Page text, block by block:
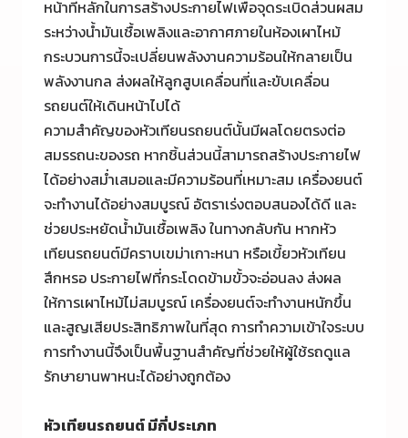
หน้าที่หลักในการสร้างประกายไฟเพื่อจุดระเบิดส่วนผสม
ระหว่างน้ำมันเชื้อเพลิงและอากาศภายในห้องเผาไหม้
กระบวนการนี้จะเปลี่ยนพลังงานความร้อนให้กลายเป็น
พลังงานกล ส่งผลให้ลูกสูบเคลื่อนที่และขับเคลื่อน
รถยนต์ให้เดินหน้าไปได้
ความสำคัญของหัวเทียนรถยนต์นั้นมีผลโดยตรงต่อ
สมรรถนะของรถ หากชิ้นส่วนนี้สามารถสร้างประกายไฟ
ได้อย่างสม่ำเสมอและมีความร้อนที่เหมาะสม เครื่องยนต์
จะทำงานได้อย่างสมบูรณ์ อัตราเร่งตอบสนองได้ดี และ
ช่วยประหยัดน้ำมันเชื้อเพลิง ในทางกลับกัน หากหัว
เทียนรถยนต์มีคราบเขม่าเกาะหนา หรือเขี้ยวหัวเทียน
สึกหรอ ประกายไฟที่กระโดดข้ามขั้วจะอ่อนลง ส่งผล
ให้การเผาไหม้ไม่สมบูรณ์ เครื่องยนต์จะทำงานหนักขึ้น
และสูญเสียประสิทธิภาพในที่สุด การทำความเข้าใจระบบ
การทำงานนี้จึงเป็นพื้นฐานสำคัญที่ช่วยให้ผู้ใช้รถดูแล
รักษายานพาหนะได้อย่างถูกต้อง
หัวเทียนรถยนต์มีกี่ประเภท